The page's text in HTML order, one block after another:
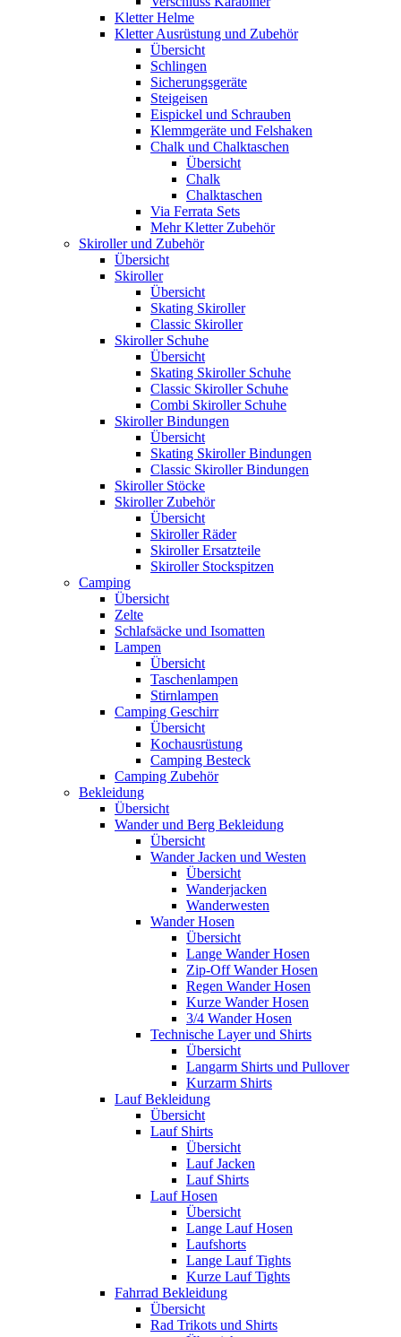
Kletter Helme
Kletter Ausrüstung und Zubehör
Übersicht
Schlingen
Sicherungsgeräte
Steigeisen
Eispickel und Schrauben
Klemmgeräte und Felshaken
Chalk und Chalktaschen
Übersicht
Chalk
Chalktaschen
Via Ferrata Sets
Mehr Kletter Zubehör
Skiroller und Zubehör
Übersicht
Skiroller
Übersicht
Skating Skiroller
Classic Skiroller
Skiroller Schuhe
Übersicht
Skating Skiroller Schuhe
Classic Skiroller Schuhe
Combi Skiroller Schuhe
Skiroller Bindungen
Übersicht
Skating Skiroller Bindungen
Classic Skiroller Bindungen
Skiroller Stöcke
Skiroller Zubehör
Übersicht
Skiroller Räder
Skiroller Ersatzteile
Skiroller Stockspitzen
Camping
Übersicht
Zelte
Schlafsäcke und Isomatten
Lampen
Übersicht
Taschenlampen
Stirnlampen
Camping Geschirr
Übersicht
Kochausrüstung
Camping Besteck
Camping Zubehör
Bekleidung
Übersicht
Wander und Berg Bekleidung
Übersicht
Wander Jacken und Westen
Übersicht
Wanderjacken
Wanderwesten
Wander Hosen
Übersicht
Lange Wander Hosen
Zip-Off Wander Hosen
Regen Wander Hosen
Kurze Wander Hosen
3/4 Wander Hosen
Technische Layer und Shirts
Übersicht
Langarm Shirts und Pullover
Kurzarm Shirts
Lauf Bekleidung
Übersicht
Lauf Shirts
Übersicht
Lauf Jacken
Lauf Shirts
Lauf Hosen
Übersicht
Lange Lauf Hosen
Laufshorts
Lange Lauf Tights
Kurze Lauf Tights
Fahrrad Bekleidung
Übersicht
Rad Trikots und Shirts